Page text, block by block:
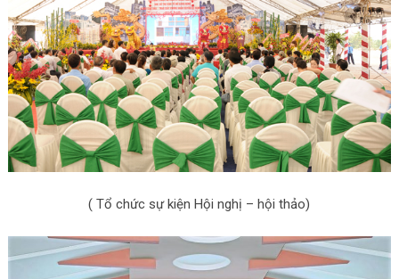
( Tổ chức sự kiện Hội nghị – hội thảo)